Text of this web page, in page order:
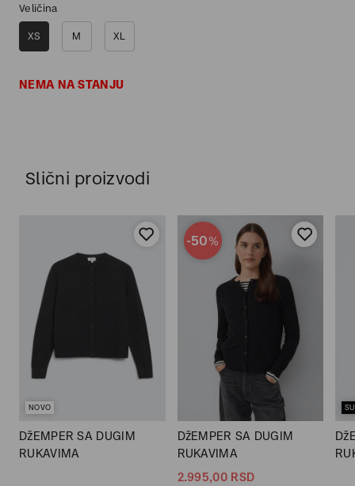
Veličina
XS M XL
NEMA NA STANJU
Slični proizvodi
NOVO
DžEMPER SA DUGIM
RUKAVIMA
-50%
DžEMPER SA DUGIM
RUKAVIMA
2.995,00 RSD